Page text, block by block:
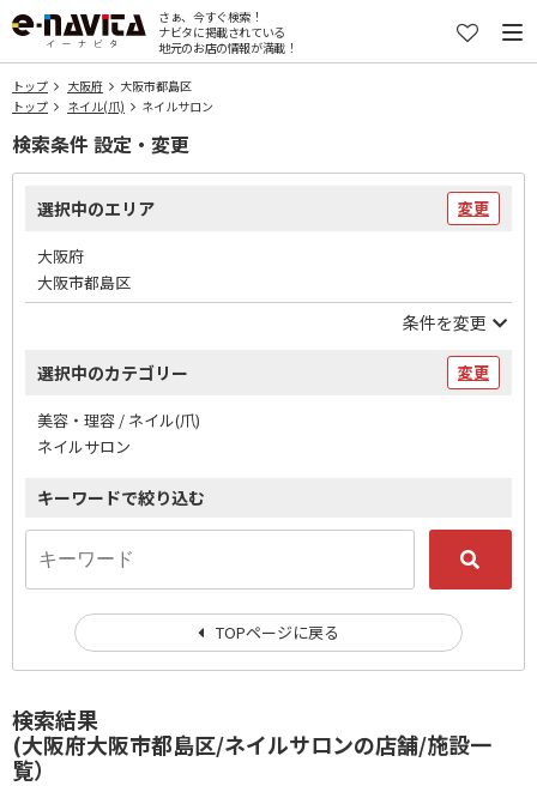
さぁ、今すぐ検索！
ナビタに掲載されている
地元のお店の情報が満載！
トップ 大阪府
大阪市都島区
トップ
ネイル(爪) ネイルサロン
検索結果
(大阪府大阪市都島区/ネイルサロンの店舗/施設一
覧）
検索条件 設定・変更
選択中のエリア 変更
大阪府
大阪市都島区
条件を変更
選択中のカテゴリー 変更
美容・理容 / ネイル(爪)
ネイルサロン
キーワードで絞り込む
TOPページに戻る